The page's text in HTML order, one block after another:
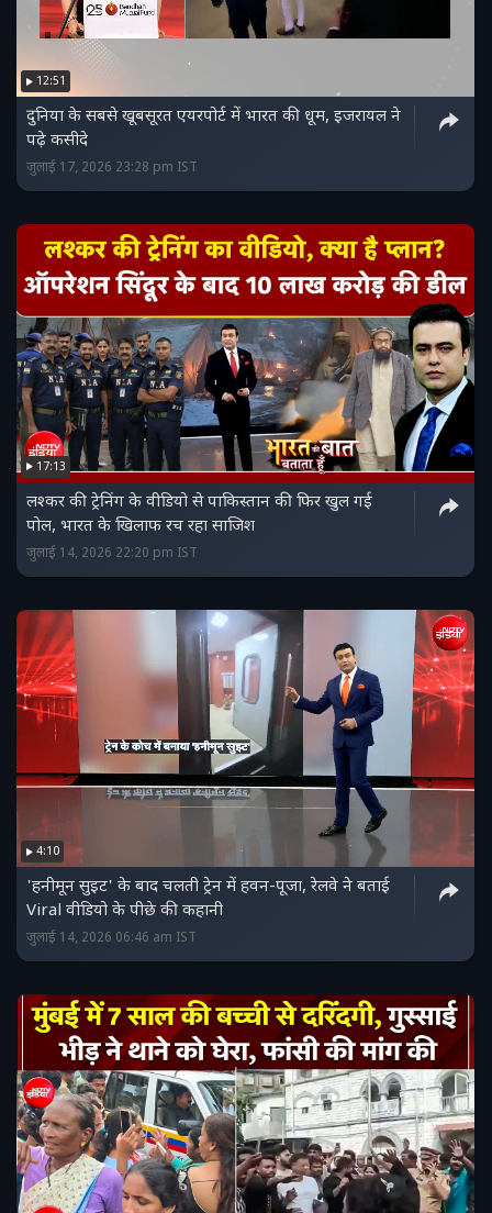
12:51
दुनिया के सबसे खूबसूरत एयरपोर्ट में भारत की धूम, इजरायल ने
पढ़े कसीदे
जुलाई 17, 2026 23:28 pm IST
17:13
लश्‍कर की ट्रेनिंग के वीडियो से पाकिस्‍तान की फिर खुल गई
पोल, भारत के खिलाफ रच रहा साजिश
जुलाई 14, 2026 22:20 pm IST
4:10
'हनीमून सुइट' के बाद चलती ट्रेन में हवन-पूजा, रेलवे ने बताई
Viral वीडियो के पीछे की कहानी
जुलाई 14, 2026 06:46 am IST